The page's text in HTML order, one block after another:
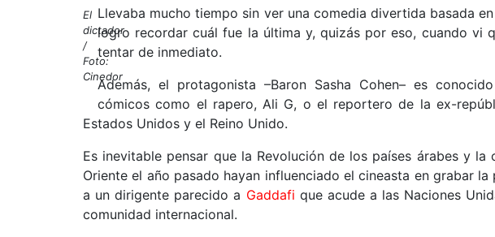
El
dictador
/
Foto:
Cinedor
Llevaba mucho tiempo sin ver una comedia divertida basada
logro recordar cuál fue la última y, quizás por eso, cuando vi
tentar de inmediato.
Además, el protagonista –Baron Sasha Cohen– es
cómicos como el rapero, Ali G, o el reportero de la ex-
Estados Unidos y el Reino Unido.
Es inevitable pensar que la Revolución de los países árabes y
Oriente el año pasado hayan influenciado el cineasta en grabar
a un dirigente parecido a Gaddafi que acude a las Naciones
comunidad internacional.